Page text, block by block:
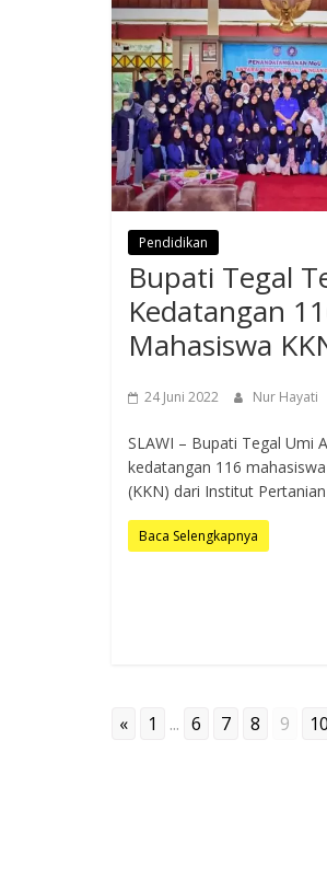
Pendidikan
Bupati Tegal
Kedatangan
Mahasiswa
24 Juni 2022 Nur Hayati
SLAWI – Bupati Tegal Umi
kedatangan 116
(KKN) dari Institut
Baca Selengkapnya
« 1 ... 6 7 8 9 10